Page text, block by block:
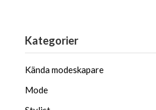
Kategorier
Kända modeskapare
Mode